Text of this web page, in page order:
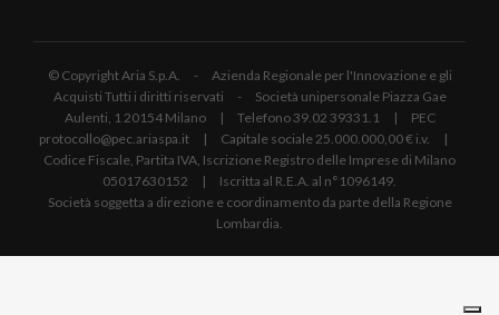
© Copyright Aria S.p.A. - Azienda Regionale per l'Innovazione e gli
Acquisti Tutti i diritti riservati - Società unipersonale Piazza Gae
Aulenti, 1 20154 Milano | Telefono 39.02 39331.1 | PEC
protocollo@pec.ariaspa.it | Capitale sociale 25.000.000,00 € i.v. |
Codice Fiscale, Partita IVA, Iscrizione Registro delle Imprese di Milano
05017630152 | Iscritta al R.E.A. al n°1096149.
Società soggetta a direzione e coordinamento da parte della Regione
Lombardia.